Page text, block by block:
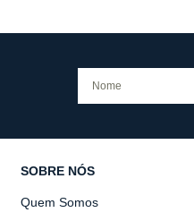
SOBRE NÓS
Quem Somos